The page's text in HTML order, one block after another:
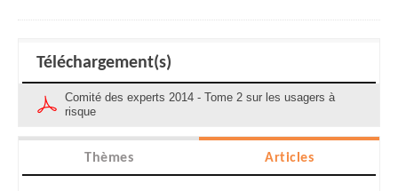
Téléchargement(s)
Comité des experts 2014 - Tome 2 sur les usagers à
risque
Thèmes Articles